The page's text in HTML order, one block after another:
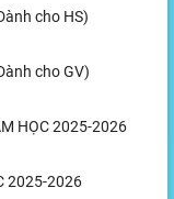
cho HS)
cho GV)
HỌC 2025-2026
2025-2026